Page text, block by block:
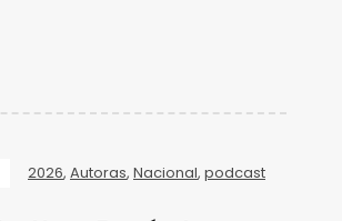
2026, Autoras, Nacional, podcast